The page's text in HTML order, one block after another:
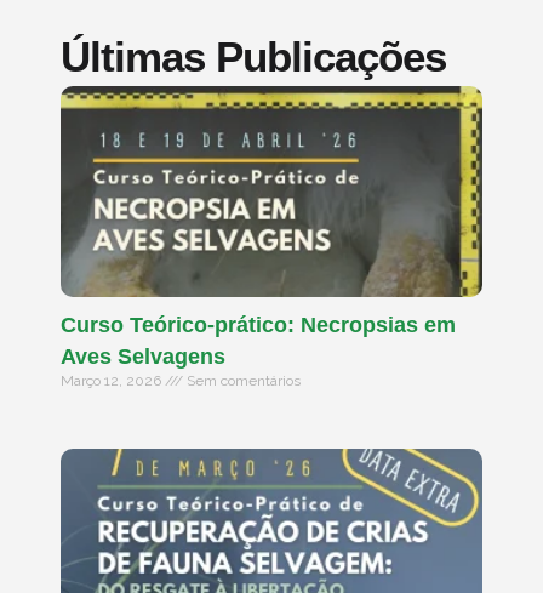
Últimas Publicações
Curso Teórico-prático: Necropsias em
Aves Selvagens
Março 12, 2026 Sem comentários